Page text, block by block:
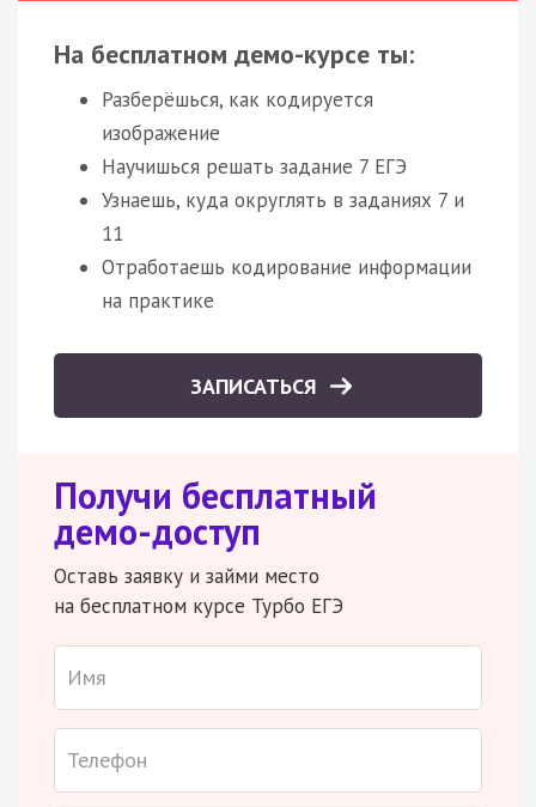
На бесплатном демо-курсе ты:
Разберёшься, как кодируется
изображение
Научишься решать задание 7 ЕГЭ
Узнаешь, куда округлять в заданиях 7 и
11
Отработаешь кодирование информации
на практике
ЗАПИСАТЬСЯ
Получи бесплатный
демо-доступ
Оставь заявку и займи место
на бесплатном курсе Турбо ЕГЭ